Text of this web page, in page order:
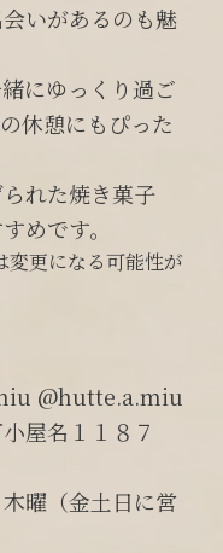
いがあるのも魅
にゆっくり過ご
休憩にもぴった
れた焼き菓子
めです。
更になる可能性が
@hutte.a.miu
屋名１１８７
曜（金土日に営